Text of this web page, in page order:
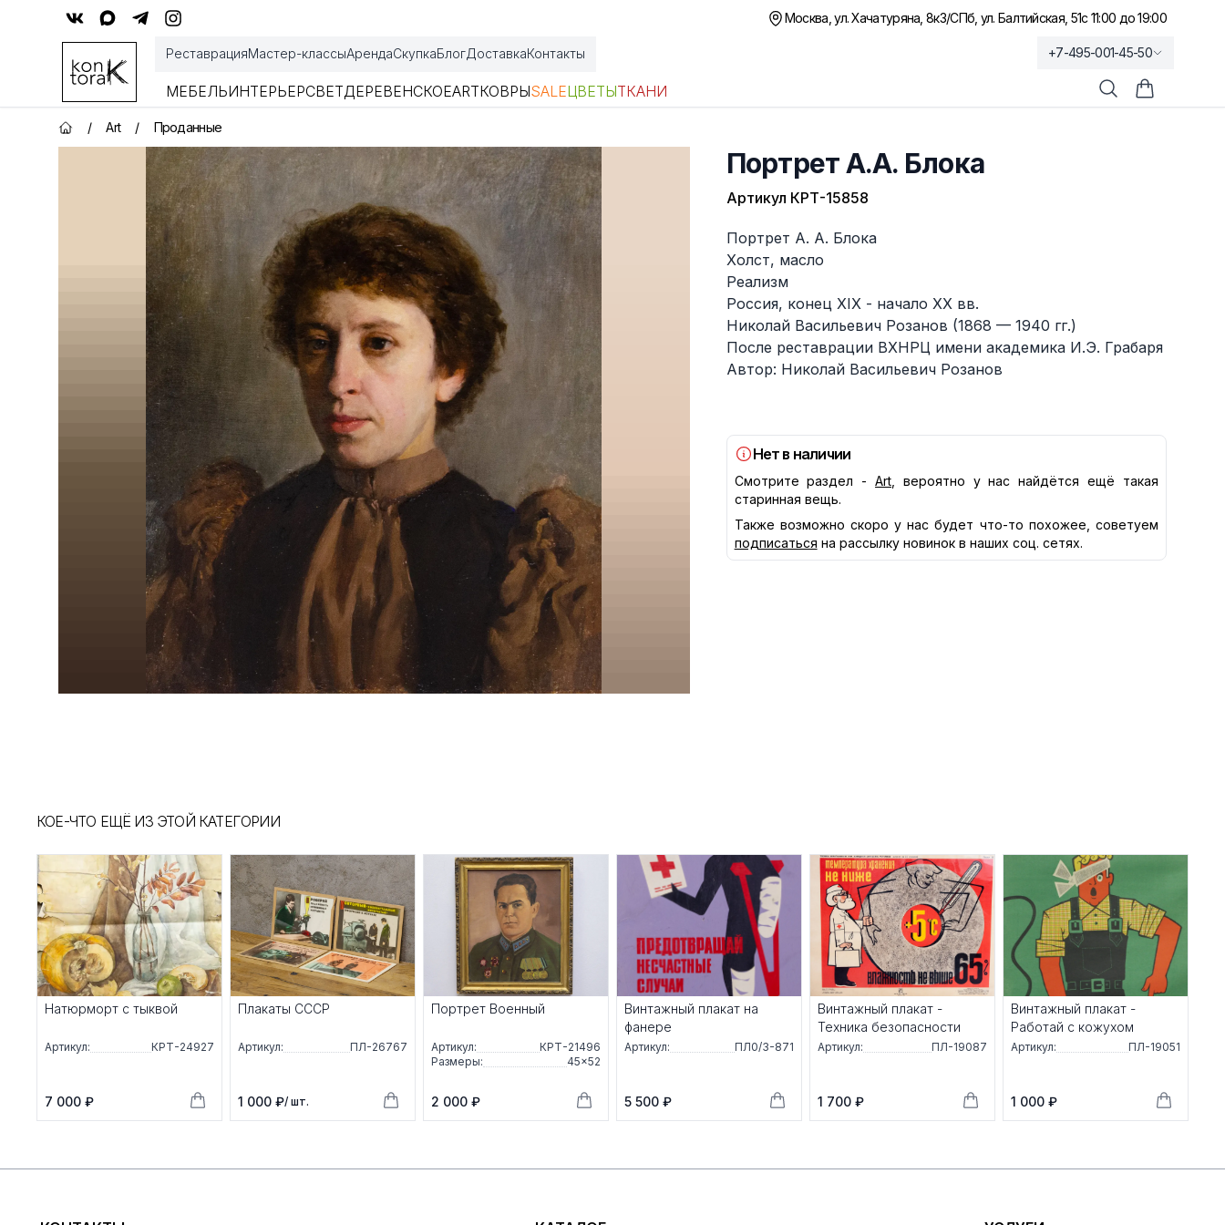
Москва, ул. Хачатуряна, 8к3/СПб, ул. Балтийская, 51с 11:00 до 19:00
РеставрацияМастер-классыАрендаСкупкаБлогДоставкаКонтакты
МЕБЕЛЬИНТЕРЬЕРСВЕТДЕРЕВЕНСКОЕARTКОВРЫSALEЦВЕТЫТКАНИ
+7-495-001-45-50
ПоискКорзина
Главная страница
/ Art / Проданные
Портрет А.А. Блока
Артикул КРТ-15858
Описание
Портрет А. А. Блока
Холст, масло
Реализм
Россия, конец XIX - начало XX вв.
Николай Васильевич Розанов (1868 — 1940 гг.)
После реставрации ВХНРЦ имени академика И.Э. Грабаря
Автор: Николай Васильевич Розанов
Нет в наличии
Смотрите раздел - Art , вероятно у нас найдётся ещё такая
старинная вещь.
Также возможно скоро у нас будет что-то похожее, советуем
подписаться на рассылку новинок в наших соц. сетях.
КОЕ-ЧТО ЕЩЁ ИЗ ЭТОЙ КАТЕГОРИИ
Натюрморт с тыквой
Артикул: КРТ-24927
7 000 ₽
Плакаты СССР
Артикул: ПЛ-26767
1 000 ₽/ шт.
Портрет Военный
Артикул:
КРТ-21496
Размеры:
45×52
2 000 ₽
Винтажный плакат на
фанере
Артикул: ПЛ0/3-871
5 500 ₽
Винтажный плакат -
Техника безопасности
Артикул: ПЛ-19087
1 700 ₽
Винтажный плакат -
Работай с кожухом
Артикул: ПЛ-19051
1 000 ₽